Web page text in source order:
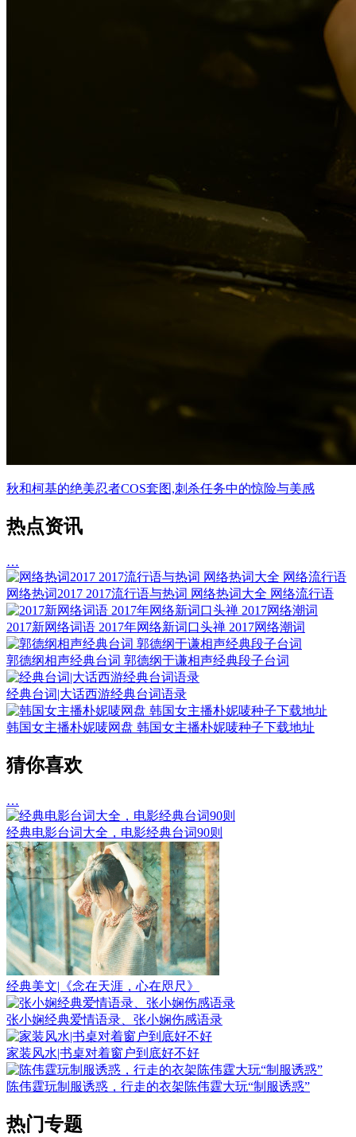
秋和柯基的绝美忍者COS套图,刺杀任务中的惊险与美感
热点资讯
…
网络热词2017 2017流行语与热词 网络热词大全 网络流行语
2017新网络词语 2017年网络新词口头禅 2017网络潮词
郭德纲相声经典台词 郭德纲于谦相声经典段子台词
经典台词|大话西游经典台词语录
韩国女主播朴妮唛网盘 韩国女主播朴妮唛种子下载地址
猜你喜欢
…
经典电影台词大全，电影经典台词90则
经典美文|《念在天涯，心在咫尺》
张小娴经典爱情语录、张小娴伤感语录
家装风水|书桌对着窗户到底好不好
陈伟霆玩制服诱惑，行走的衣架陈伟霆大玩“制服诱惑”
热门专题